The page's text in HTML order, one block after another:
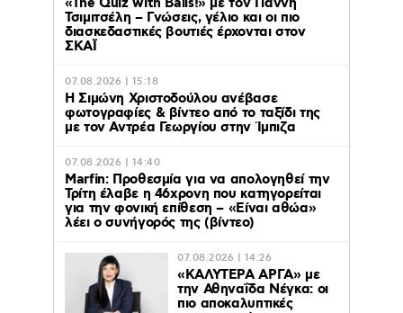
«The Quiz with Balls!» με τον Γιάννη
Τσιμιτσέλη – Γνώσεις, γέλιο και οι πιο
διασκεδαστικές βουτιές έρχονται στον
ΣΚΑΪ
07.08.2026 | 15:18
Η Σιμώνη Χριστοδούλου ανέβασε
φωτογραφίες & βίντεο από το ταξίδι της
με τον Αντρέα Γεωργίου στην Ίμπιζα
07.08.2026 | 14:40
Marfin: Προθεσμία για να απολογηθεί την
Τρίτη έλαβε η 46χρονη που κατηγορείται
για την φονική επίθεση – «Είναι αθώα»
λέει ο συνήγορός της (βίντεο)
07.08.2026 | 14:26
«ΚΑΛΥΤΕΡΑ ΑΡΓΑ» με
την Αθηναΐδα Νέγκα: οι
πιο αποκαλυπτικές